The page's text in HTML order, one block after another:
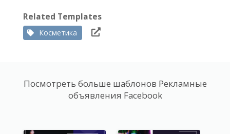
Related Templates
Косметика
Посмотреть больше шаблонов Рекламные
объявления Facebook